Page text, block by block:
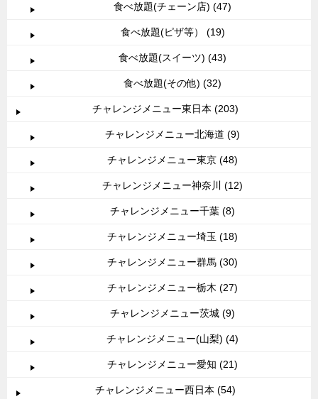
食べ放題(チェーン店) (47)
食べ放題(ピザ等） (19)
食べ放題(スイーツ) (43)
食べ放題(その他) (32)
チャレンジメニュー東日本 (203)
チャレンジメニュー北海道 (9)
チャレンジメニュー東京 (48)
チャレンジメニュー神奈川 (12)
チャレンジメニュー千葉 (8)
チャレンジメニュー埼玉 (18)
チャレンジメニュー群馬 (30)
チャレンジメニュー栃木 (27)
チャレンジメニュー茨城 (9)
チャレンジメニュー(山梨) (4)
チャレンジメニュー愛知 (21)
チャレンジメニュー西日本 (54)